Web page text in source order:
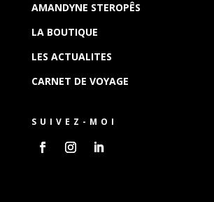
AMANDYNE STEROPÊS
LA BOUTIQUE
LES ACTUALITES
CARNET DE VOYAGE
SUIVEZ-MOI